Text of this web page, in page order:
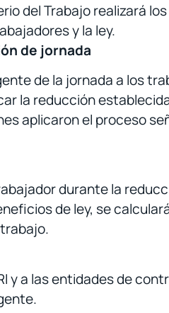
del Trabajo realizará
y la ley.
de jornada
de la jornada a los
la reducción
aplicaron el proceso
durante la
de ley, se
y a las entidades de